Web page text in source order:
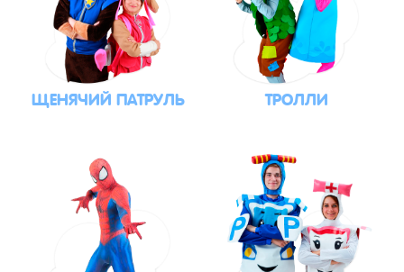
ЩЕНЯЧИЙ ПАТРУЛЬ ТРОЛЛИ